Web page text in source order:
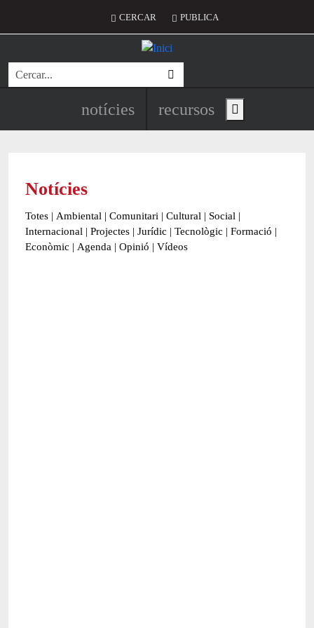
Menú del compte d'usuari
CERCAR PUBLICA
Cerca
Navegació principal de
notícies recursos Show main menu
Notícies
Totes | Ambiental | Comunitari | Cultural | Social |
Internacional | Projectes | Jurídic | Tecnològic | Formació |
Econòmic | Agenda | Opinió | Vídeos